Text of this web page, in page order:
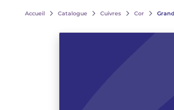
Accueil Catalogue Cuivres Cor